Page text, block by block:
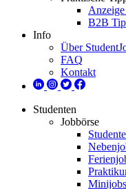
B2B
Info
Über
FAQ
Kontakt
Studenten
Jobbörse
Minijobs